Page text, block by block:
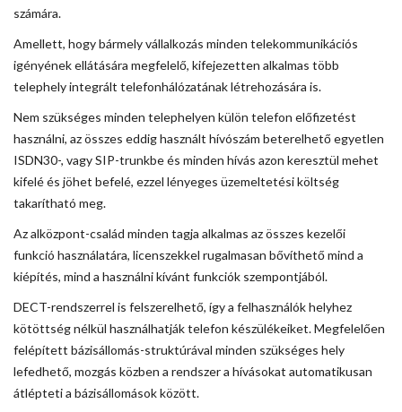
számára.
Amellett, hogy bármely vállalkozás minden telekommunikációs
igényének ellátására megfelelő, kifejezetten alkalmas több
telephely integrált telefonhálózatának létrehozására is.
Nem szükséges minden telephelyen külön telefon előfizetést
használni, az összes eddig használt hívószám beterelhető egyetlen
ISDN30-, vagy SIP-trunkbe és minden hívás azon keresztül mehet
kifelé és jöhet befelé, ezzel lényeges üzemeltetési költség
takarítható meg.
Az alközpont-család minden tagja alkalmas az összes kezelői
funkció használatára, licenszekkel rugalmasan bővíthető mind a
kiépítés, mind a használni kívánt funkciók szempontjából.
DECT-rendszerrel is felszerelhető, így a felhasználók helyhez
kötöttség nélkül használhatják telefon készülékeiket. Megfelelően
felépített bázisállomás-struktúrával minden szükséges hely
lefedhető, mozgás közben a rendszer a hívásokat automatikusan
átlépteti a bázisállomások között.